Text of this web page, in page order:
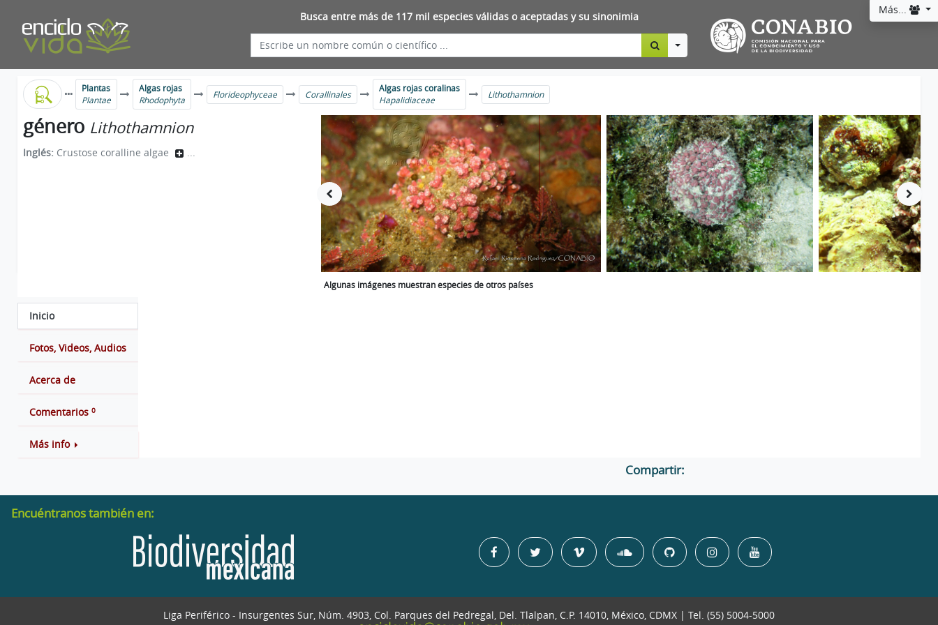
Más...
Busca entre más de 117 mil especies válidas o aceptadas y su sinonimia
Toggle Dropdown
Plantas
Plantae
Algas rojas
Rhodophyta
Florideophyceae Corallinales
Algas rojas coralinas
Hapalidiaceae
Lithothamnion
género Lithothamnion
Inglés: Crustose coralline algae ...
Algunas imágenes muestran especies de otros países
Inicio
Fotos, Videos, Audios
Acerca de
Comentarios 0
Más info
Compartir:
Encuéntranos también en:
Liga Periférico - Insurgentes Sur, Núm. 4903, Col. Parques del Pedregal, Del. Tlalpan, C.P. 14010, México, CDMX | Tel. (55) 5004-5000